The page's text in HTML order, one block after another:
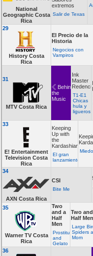
National
Geographic Costa
Rica
extremos
Salir de Texas
29
History Costa
Rica
El Precio de la
Historia
Negocios con
Vampiros
31
MTV Costa Rica
Behind
the
Music
Ink
Master
T1-E1
Chicas
hula y
ligueros
33
E! Entertainment
Television Costa
Rica
Keeping
Up with
the
Kardashians
El gran
lanzamiento
34
AXN Costa Rica
CSI
Bite Me
35
Warner TV Costa
Rica
Two
and a
Half
Men
Prostitutes
and
Gelato
Two
Half Men
Large
Spiders
Mom
36